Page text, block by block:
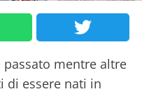
mentre altre
di essere nati in